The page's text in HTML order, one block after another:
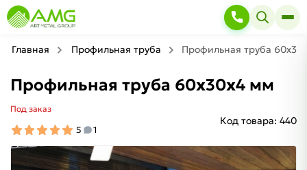
Главная Профильная труба Профильная труба
Профильная труба 60х30х4 мм
Под заказ
5 1
Код товара: 440